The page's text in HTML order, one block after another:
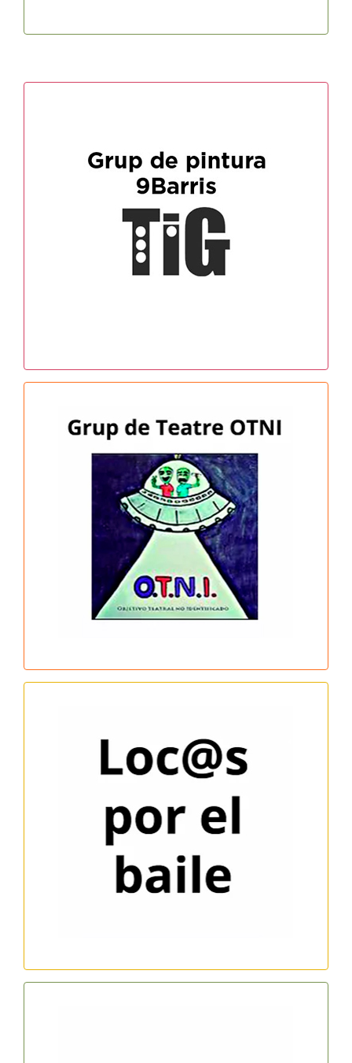
Grup de Pintura 9Barris
Horari: dimarts de 18h a 20h
Grup de Teatre OTNI
Horari: dijous de 19 a 21h
Locos por el baile
Horari: dilluns de 20 a 22h